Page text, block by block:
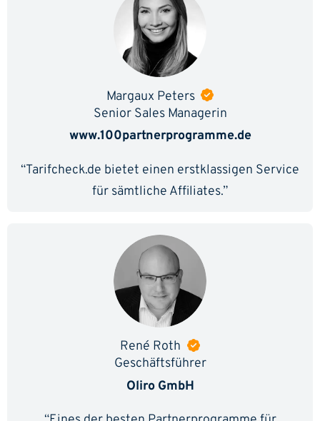
Margaux Peters
Senior Sales Managerin
www.100partnerprogramme.de
“Tarifcheck.de bietet einen erstklassigen Service
für sämtliche Affiliates.”
René Roth
Geschäftsführer
Oliro GmbH